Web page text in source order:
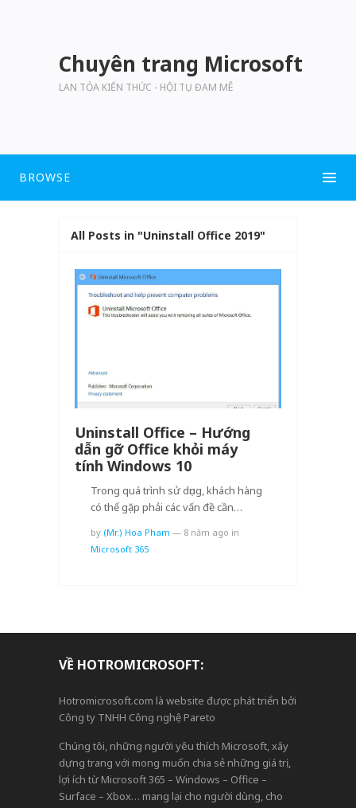
Chuyên trang Microsoft
LAN TỎA KIẾN THỨC - HỘI TỤ ĐAM MÊ
BROWSE
All Posts in "Uninstall Office 2019"
Uninstall Office – Hướng
dẫn gỡ Office khỏi máy
tính Windows 10
Trong quá trình sử dụng, khách hàng
có thể gặp phải các vấn đề cần…
by (Mr.) Hoa Pham — 8 năm ago in
Microsoft 365
VỀ HOTROMICROSOFT:
Hotromicrosoft.com là website được phát triển bởi
Công ty TNHH Công nghệ Pareto
Chúng tôi, những người yêu thích Microsoft, xây
dựng trang với mong muốn chia sẻ những giá trị,
lợi ích từ Microsoft 365 – Windows – Office –
Surface – Xbox… mang lại cho người dùng, cho